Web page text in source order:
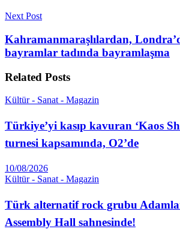
Next Post
Kahramanmaraşlılardan,
bayramlar tadında bayramlaşma
Related Posts
Kültür - Sanat - Magazin
Türkiye’yi kasıp kavuran ‘Kaos
turnesi kapsamında, O2’de
10/08/2026
Kültür - Sanat - Magazin
Türk alternatif rock grubu
Assembly Hall sahnesinde!